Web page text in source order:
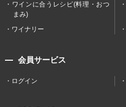
ワインに合うレシピ(料理・おつ
まみ)
ワイナリー
会員サービス
ログイン